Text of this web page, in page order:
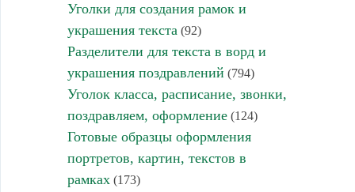
Уголки для создания рамок и
украшения текста (92)
Разделители для текста в ворд и
украшения поздравлений (794)
Уголок класса, расписание, звонки,
поздравляем, оформление(124)
Готовые образцы оформления
портретов, картин, текстов в
рамках(173)